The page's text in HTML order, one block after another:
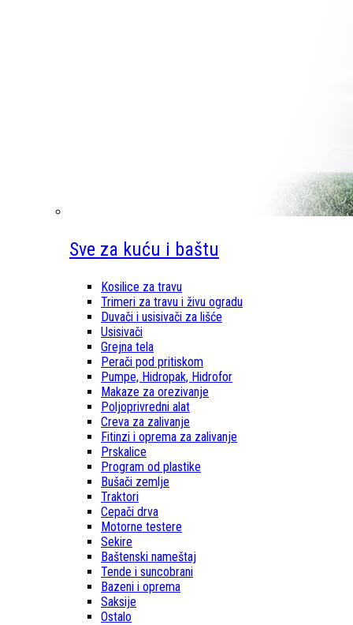
Sve za kuću i baštu
Kosilice za travu
Trimeri za travu i živu ogradu
Duvači i usisivači za lišće
Usisivači
Grejna tela
Perači pod pritiskom
Pumpe, Hidropak, Hidrofor
Makaze za orezivanje
Poljoprivredni alat
Creva za zalivanje
Fitinzi i oprema za zalivanje
Prskalice
Program od plastike
Bušači zemlje
Traktori
Cepači drva
Motorne testere
Sekire
Baštenski nameštaj
Tende i suncobrani
Bazeni i oprema
Saksije
Ostalo